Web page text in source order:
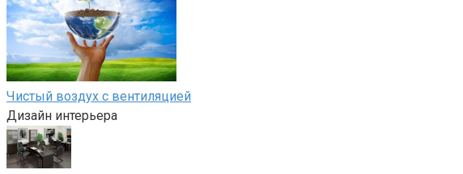
Чистый воздух с вентиляцией
Дизайн интерьера